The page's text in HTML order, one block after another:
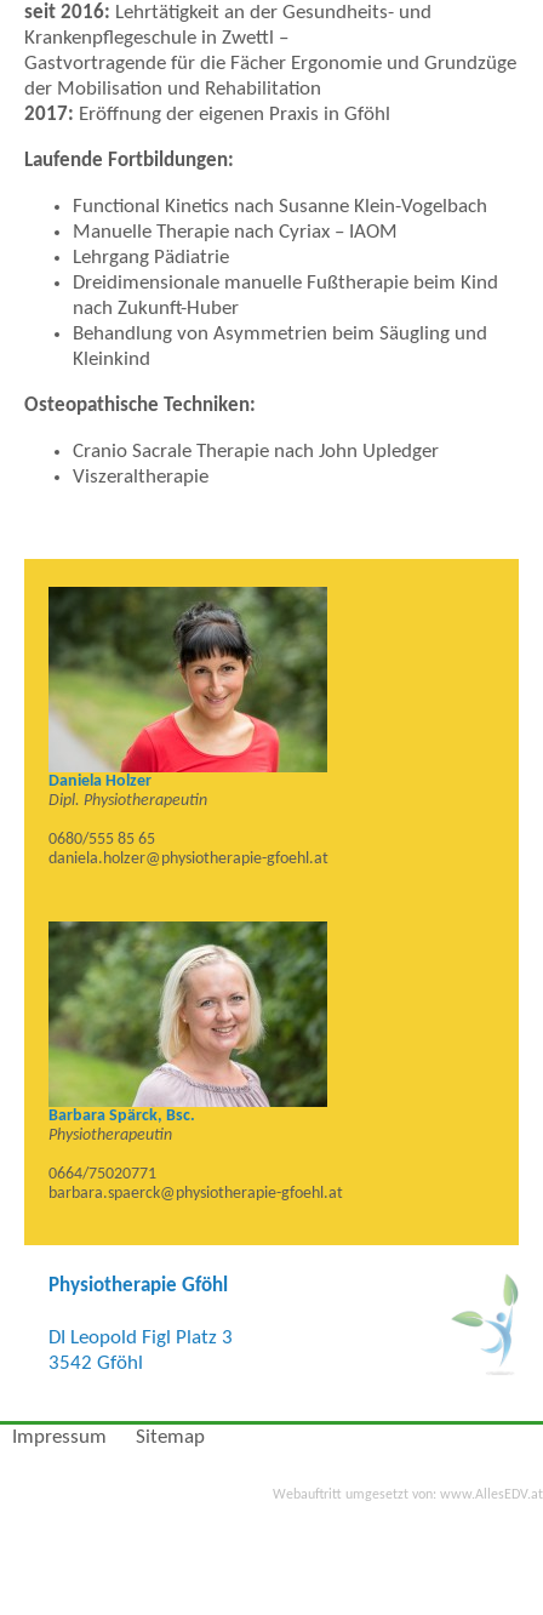
seit 2016: Lehrtätigkeit an der Gesundheits- und
Krankenpflegeschule in Zwettl –
Gastvortragende für die Fächer Ergonomie und Grundzüge
der Mobilisation und Rehabilitation
2017: Eröffnung der eigenen Praxis in Gföhl
Laufende Fortbildungen:
Functional Kinetics nach Susanne Klein-Vogelbach
Manuelle Therapie nach Cyriax – IAOM
Lehrgang Pädiatrie
Dreidimensionale manuelle Fußtherapie beim Kind
nach Zukunft-Huber
Behandlung von Asymmetrien beim Säugling und
Kleinkind
Osteopathische Techniken:
Cranio Sacrale Therapie nach John Upledger
Viszeraltherapie
Daniela Holzer
Dipl. Physiotherapeutin
0680/555 85 65
daniela.holzer@physiotherapie-gfoehl.at
Barbara Spärck, Bsc.
Physiotherapeutin
0664/75020771
barbara.spaerck@physiotherapie-gfoehl.at
Physiotherapie Gföhl
DI Leopold Figl Platz 3
3542 Gföhl
Impressum Sitemap
Webauftritt umgesetzt von: www.AllesEDV.at